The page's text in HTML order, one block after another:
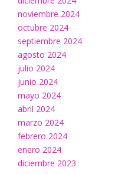
noviembre 2024
octubre 2024
septiembre 2024
agosto 2024
julio 2024
junio 2024
mayo 2024
abril 2024
marzo 2024
febrero 2024
enero 2024
diciembre 2023